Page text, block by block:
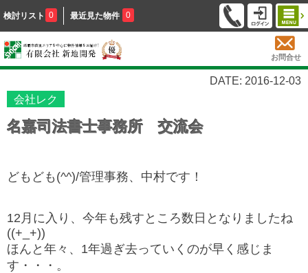
検討リスト 0 最近見た物件 0
お問合せ
DATE: 2016-12-03
会社レク
名嘉司法書士事務所 交流会
どもども(^^)/管理事務、中村です！
12月に入り、今年も残すところ数日となりましたね
((+_+))
ほんと年々、1年過ぎ去っていくのが早く感じま
す・・・。